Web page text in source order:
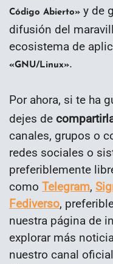
Código Abierto» y de
difusión del
ecosistema de
«GNU/Linux».
Por ahora, si te ha
dejes de
canales, grupos o
redes sociales o
preferiblemente
como Telegram,
Fediverso,
nuestra página de
explorar más
nuestro canal